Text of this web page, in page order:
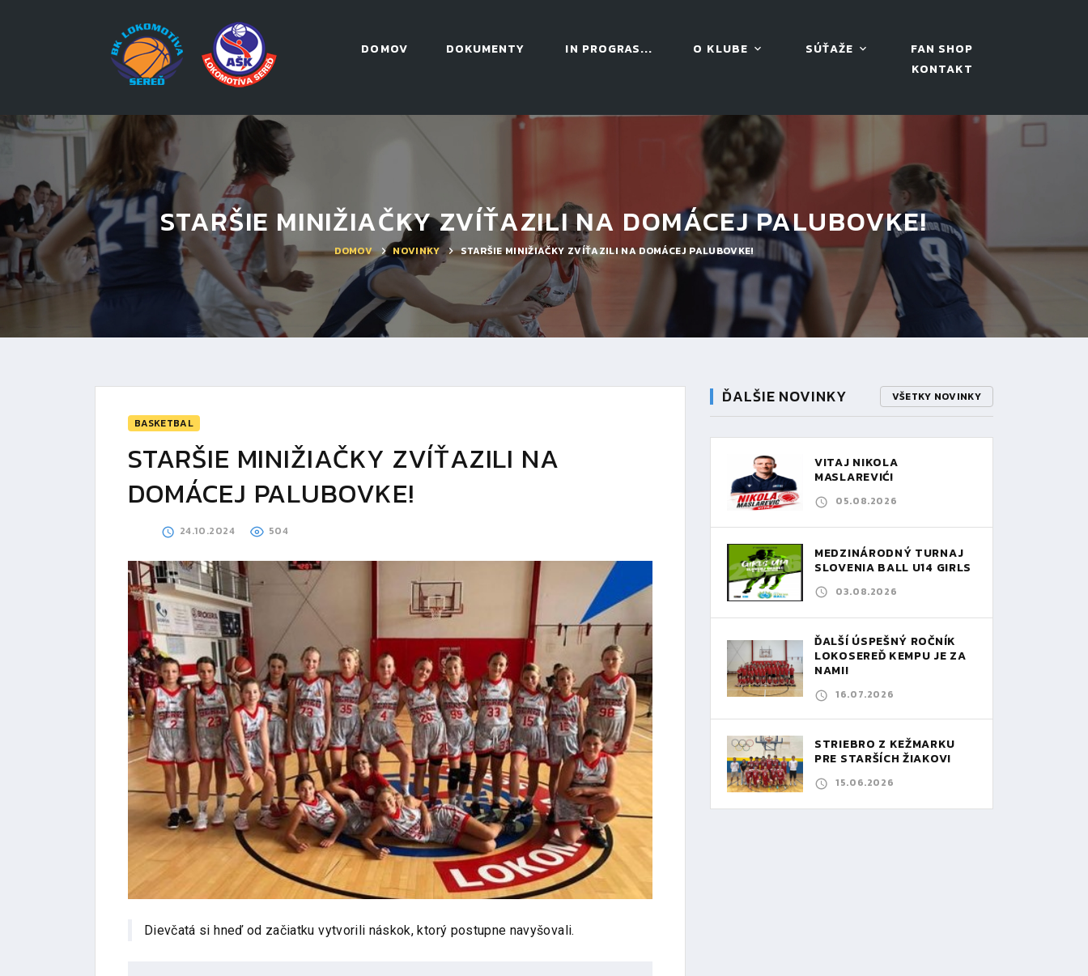
DOMOV DOKUMENTY IN PROGRAS... O KLUBE SÚŤAŽE
FAN SHOP
KONTAKT
STARŠIE MINIŽIAČKY ZVÍŤAZILI NA DOMÁCEJ PALUBOVKE!
DOMOV NOVINKY STARŠIE MINIŽIAČKY ZVÍŤAZILI NA DOMÁCEJ PALUBOVKE!
BASKETBAL
STARŠIE MINIŽIAČKY ZVÍŤAZILI NA
DOMÁCEJ PALUBOVKE!
24.10.2024 504
Dievčatá si hneď od začiatku vytvorili náskok, ktorý postupne navyšovali.
ĎALŠIE NOVINKY VŠETKY NOVINKY
VITAJ NIKOLA
MASLAREVIĆ!
05.08.2026
MEDZINÁRODNÝ TURNAJ
SLOVENIA BALL U14 GIRLS
03.08.2026
ĎALŠÍ ÚSPEŠNÝ ROČNÍK
LOKOSEREĎ KEMPU JE ZA
NAMI!
16.07.2026
STRIEBRO Z KEŽMARKU
PRE STARŠÍCH ŽIAKOV!
15.06.2026